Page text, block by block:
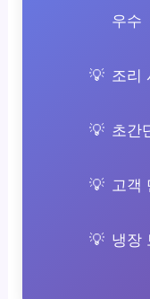
우수
조리
초간
고객
냉장